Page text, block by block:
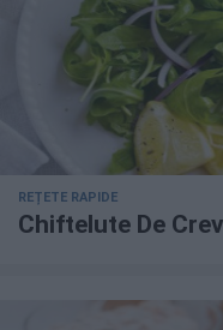
REȚETE RAPIDE
Chiftelute De